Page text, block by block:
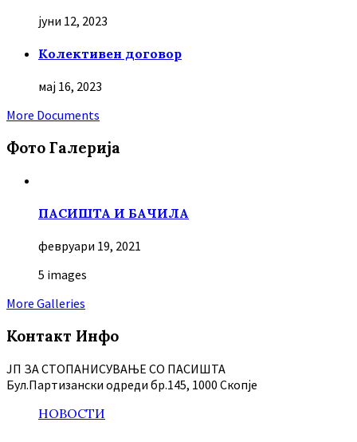
јуни 12, 2023
Колективен договор
мај 16, 2023
More Documents
Фото Галерија
ПАСИШТА И БАЧИЛА
февруари 19, 2021
5 images
More Galleries
Контакт Инфо
ЈП ЗА СТОПАНИСУВАЊЕ СО ПАСИШТА
Бул.Партизански oдреди бр.145, 1000 Скопје
НОВОСТИ